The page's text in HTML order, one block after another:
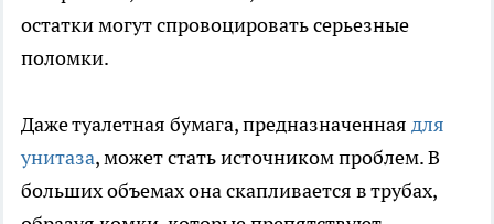
остатки могут спровоцировать серьезные
поломки.
Даже туалетная бумага, предназначенная для
унитаза, может стать источником проблем. В
больших объемах она скапливается в трубах,